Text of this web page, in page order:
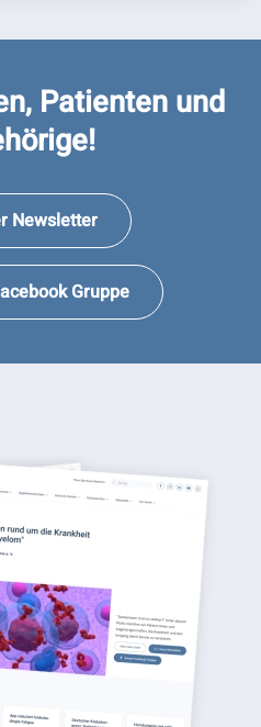
Patienten und
Newsletter
Gruppe